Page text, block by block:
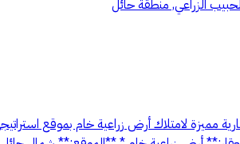
مميزة لامتلاك أرض زراعية خام بموقع